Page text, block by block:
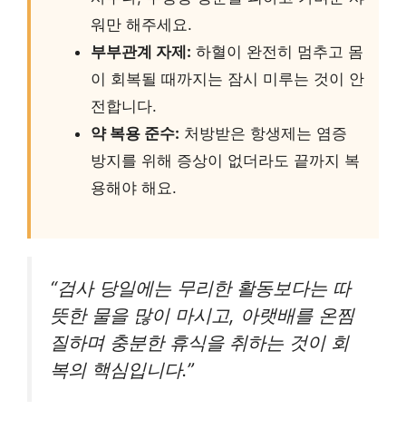
워만 해주세요.
부부관계 자제: 하혈이 완전히 멈추고 몸
이 회복될 때까지는 잠시 미루는 것이 안
전합니다.
약 복용 준수: 처방받은 항생제는 염증
방지를 위해 증상이 없더라도 끝까지 복
용해야 해요.
“검사 당일에는 무리한 활동보다는 따
뜻한 물을 많이 마시고, 아랫배를 온찜
질하며 충분한 휴식을 취하는 것이 회
복의 핵심입니다.”